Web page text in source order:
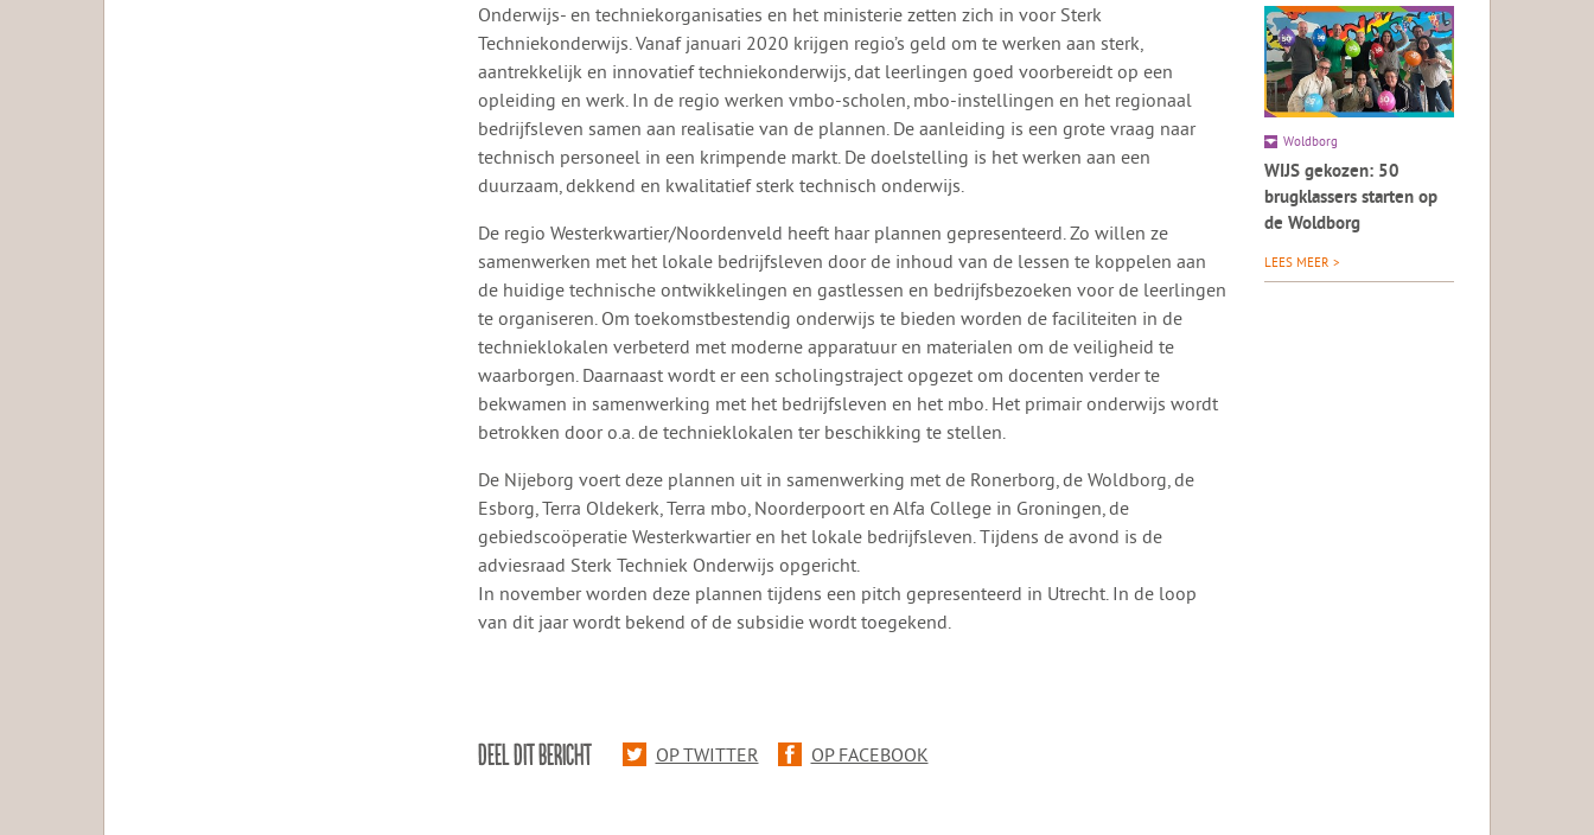
Onderwijs- en techniekorganisaties en het ministerie zetten zich in voor Sterk
Techniekonderwijs. Vanaf januari 2020 krijgen regio’s geld om te werken aan sterk,
aantrekkelijk en innovatief techniekonderwijs, dat leerlingen goed voorbereidt op een
opleiding en werk. In de regio werken vmbo-scholen, mbo-instellingen en het regionaal
bedrijfsleven samen aan realisatie van de plannen. De aanleiding is een grote vraag naar
technisch personeel in een krimpende markt. De doelstelling is het werken aan een
duurzaam, dekkend en kwalitatief sterk technisch onderwijs.
De regio Westerkwartier/Noordenveld heeft haar plannen gepresenteerd. Zo willen ze
samenwerken met het lokale bedrijfsleven door de inhoud van de lessen te koppelen aan
de huidige technische ontwikkelingen en gastlessen en bedrijfsbezoeken voor de leerlingen
te organiseren. Om toekomstbestendig onderwijs te bieden worden de faciliteiten in de
technieklokalen verbeterd met moderne apparatuur en materialen om de veiligheid te
waarborgen. Daarnaast wordt er een scholingstraject opgezet om docenten verder te
bekwamen in samenwerking met het bedrijfsleven en het mbo. Het primair onderwijs wordt
betrokken door o.a. de technieklokalen ter beschikking te stellen.
De Nijeborg voert deze plannen uit in samenwerking met de Ronerborg, de Woldborg, de
Esborg, Terra Oldekerk, Terra mbo, Noorderpoort en Alfa College in Groningen, de
gebiedscoöperatie Westerkwartier en het lokale bedrijfsleven. Tijdens de avond is de
adviesraad Sterk Techniek Onderwijs opgericht.
In november worden deze plannen tijdens een pitch gepresenteerd in Utrecht. In de loop
van dit jaar wordt bekend of de subsidie wordt toegekend.
DEEL DIT BERICHT OP TWITTER OP FACEBOOK
Woldborg
WIJS gekozen: 50
brugklassers starten op
de Woldborg
LEES MEER >